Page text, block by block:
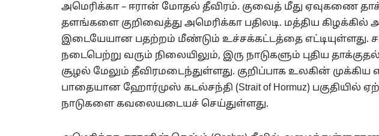
அமெரிக்கா – ஈரான் மோதல் தீவிரம். குவைத் மீது ஏவுகணை
தளங்களை குறிவைத்து அமெரிக்கா பதிலடி. மத்திய கிழக்கில்
இடையேயான பதற்றம் மீண்டும் உச்சக்கட்டத்தை எட்டியுள்ளது.
நடைபெற்று வரும் நிலையிலும், இரு நாடுகளும் புதிய
சூழல் மேலும் தீவிரமடைந்துள்ளது. குறிப்பாக உலகின்
பாதையான ஹோர்முஸ் கடல்சந்தி (Strait of Hormuz) பகுதியில்
நாடுகளை கவலையடையச் செய்துள்ளது.